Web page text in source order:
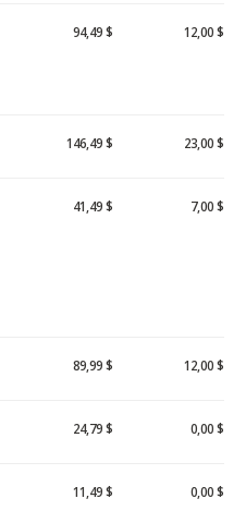
94,49 $ 12,00 $
146,49 $ 23,00 $
41,49 $ 7,00 $
89,99 $ 12,00 $
24,79 $ 0,00 $
11,49 $ 0,00 $